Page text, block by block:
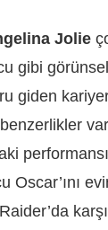
Jolie
gibi
giden
Oscar’ını